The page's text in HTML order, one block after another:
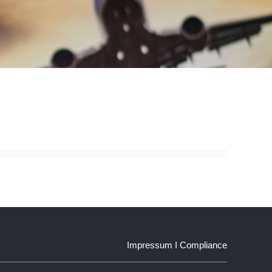
Impressum I Compliance